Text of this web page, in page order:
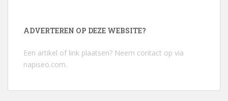
ADVERTEREN OP DEZE WEBSITE?
Een artikel of link plaatsen? Neem contact op via
napiseo.com.